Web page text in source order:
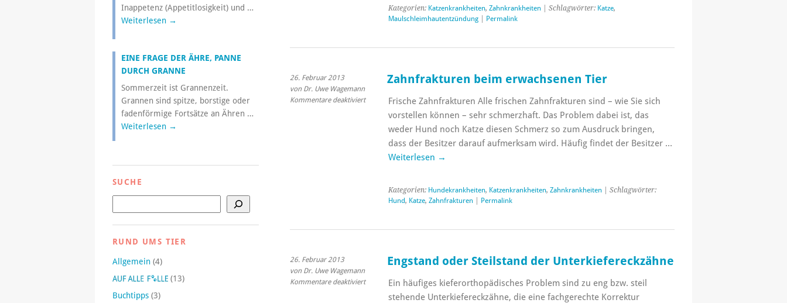
Kategorien: Katzenkrankheiten, Zahnkrankheiten| Schlagwörter: Katze,
Maulschleimhautentzündung| Permalink
26. Februar 2013
von Dr. Uwe Wagemann
Kommentare deaktiviertfür
Zahnfrakturen
erwachsenen
Zahnfrakturen beim erwachsenen Tier
Frische Zahnfrakturen Alle frischen Zahnfrakturen sind – wie Sie sich
vorstellen können – sehr schmerzhaft. Das Problem dabei ist, das
weder Hund noch Katze diesen Schmerz so zum Ausdruck bringen,
dass der Besitzer darauf aufmerksam wird. Häufig findet der Besitzer …
Weiterlesen →
Kategorien: Hundekrankheiten, Katzenkrankheiten, Zahnkrankheiten| Schlagwörter:
Hund, Katze, Zahnfrakturen| Permalink
26. Februar 2013
von Dr. Uwe Wagemann
Kommentare deaktiviertfür
Engstand oder Steilstand der Unterkiefereckzähne
Ein häufiges kieferorthopädisches Problem sind zu eng bzw. steil
stehende Unterkiefereckzähne, die eine fachgerechte Korrektur
Inappetenz (Appetitlosigkeit) und …
Weiterlesen →
EINE FRAGE DER ÄHRE, PANNE
DURCH GRANNE
Sommerzeit ist Grannenzeit.
Grannen sind spitze, borstige oder
fadenförmige Fortsätze an Ähren …
Weiterlesen →
SUCHE
RUND UMS TIER
Allgemein (4)
(13)
Buchtipps (3)